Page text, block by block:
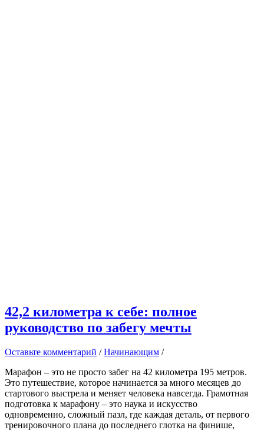
42,2 километра к себе: полное
руководство по забегу мечты
Оставьте комментарий /Начинающим /
Марафон – это не просто забег на 42 километра 195 метров.
Это путешествие, которое начинается за много месяцев до
стартового выстрела и меняет человека навсегда. Грамотная
подготовка к марафону – это наука и искусство
одновременно, сложный пазл, где каждая деталь, от первого
тренировочного плана до последнего глотка на финише,